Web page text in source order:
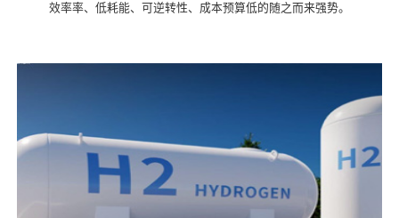
效率率、低耗能、可逆转性、成本预算低的随之而来强势。